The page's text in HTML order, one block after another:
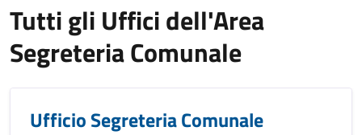
Tutti gli Uffici dell'Area
Segreteria Comunale
Ufficio Segreteria Comunale